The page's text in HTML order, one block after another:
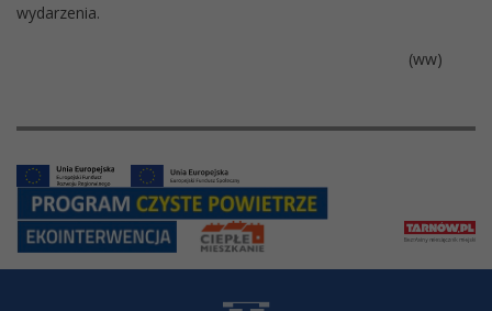
wydarzenia.
(ww)